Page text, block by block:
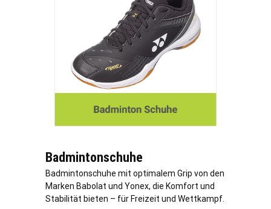
Badmintonschuhe
Badmintonschuhe mit optimalem Grip von den
Marken Babolat und Yonex, die Komfort und
Stabilität bieten – für Freizeit und Wettkampf.